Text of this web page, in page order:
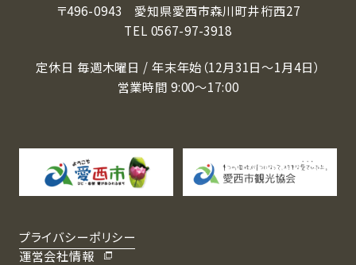
〒496-0943 愛知県愛⻄市森川町井桁⻄27
TEL 0567-97-3918
定休⽇ 毎週⽊曜⽇ / 年末年始（12月31日～1月4日）
営業時間 9:00〜17:00
プライバシーポリシー
運営会社情報